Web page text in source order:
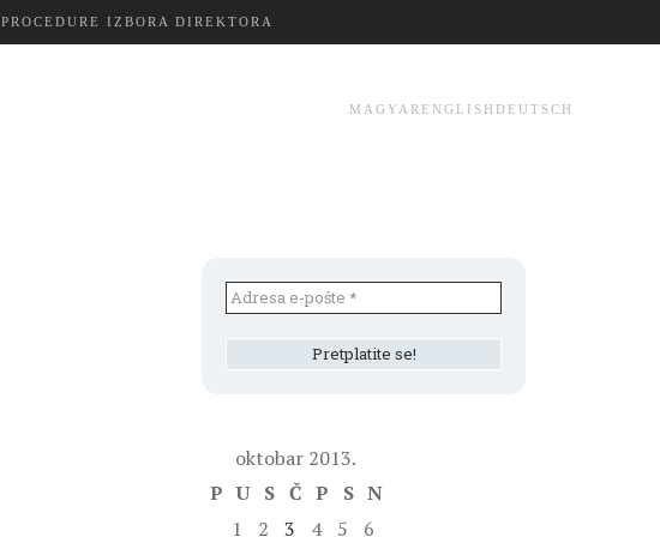
PROCEDURE IZBORA DIREKTORA
MAGYAR ENGLISH DEUTSCH
oktobar 2013.
P U S Č P S N
1
2 3 4 5
6